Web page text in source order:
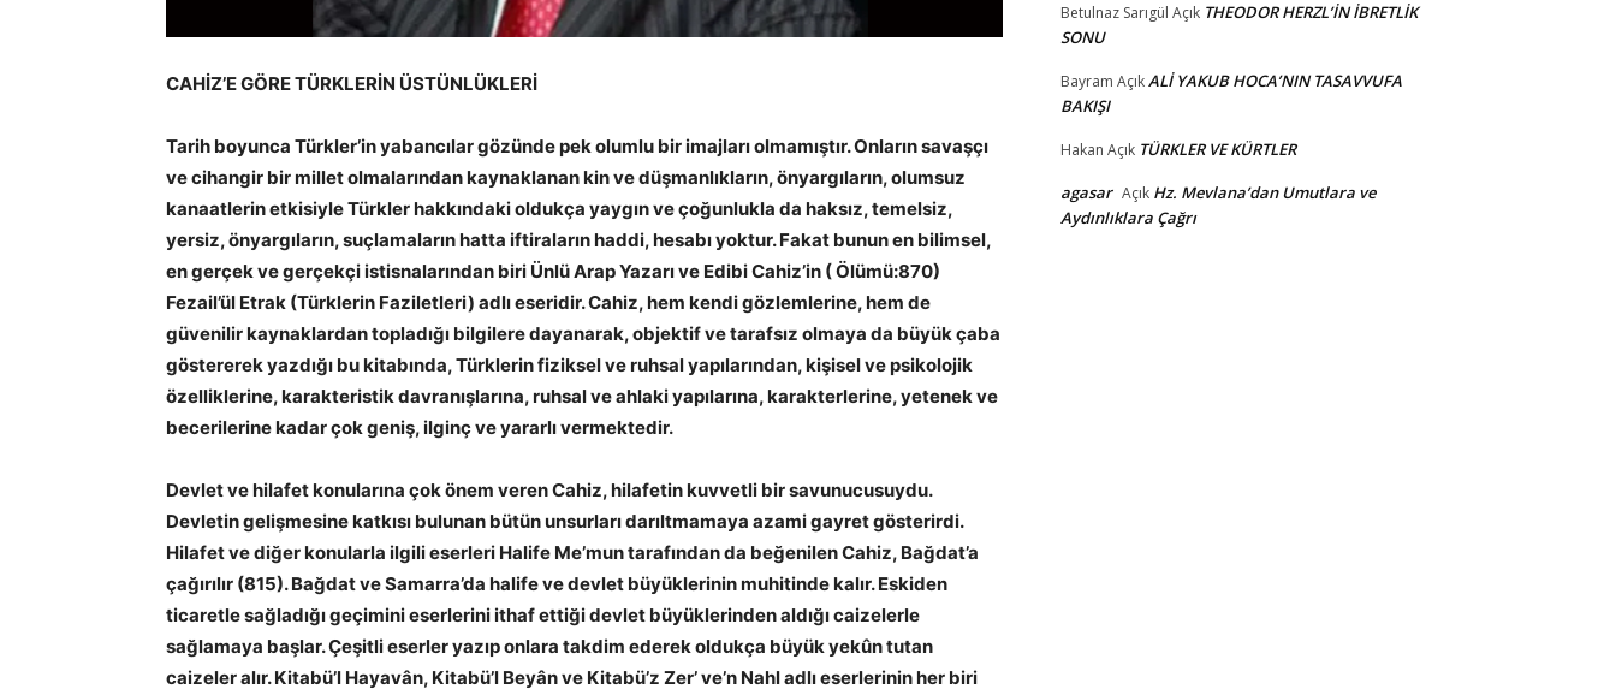
CAHİZ’E GÖRE TÜRKLERİN ÜSTÜNLÜKLERİ
Tarih boyunca Türkler’in yabancılar gözünde pek olumlu bir imajları olmamıştır. Onların savaşçı
ve cihangir bir millet olmalarından kaynaklanan kin ve düşmanlıkların, önyargıların, olumsuz
kanaatlerin etkisiyle Türkler hakkındaki oldukça yaygın ve çoğunlukla da haksız, temelsiz,
yersiz, önyargıların, suçlamaların hatta iftiraların haddi, hesabı yoktur. Fakat bunun en bilimsel,
en gerçek ve gerçekçi istisnalarından biri Ünlü Arap Yazarı ve Edibi Cahiz’in ( Ölümü:870)
Fezail’ül Etrak (Türklerin Faziletleri) adlı eseridir. Cahiz, hem kendi gözlemlerine, hem de
güvenilir kaynaklardan topladığı bilgilere dayanarak, objektif ve tarafsız olmaya da büyük çaba
göstererek yazdığı bu kitabında, Türklerin fiziksel ve ruhsal yapılarından, kişisel ve psikolojik
özelliklerine, karakteristik davranışlarına, ruhsal ve ahlaki yapılarına, karakterlerine, yetenek ve
becerilerine kadar çok geniş, ilginç ve yararlı vermektedir.
Devlet ve hilafet konularına çok önem veren Cahiz, hilafetin kuvvetli bir savunucusuydu.
Devletin gelişmesine katkısı bulunan bütün unsurları darıltmamaya azami gayret gösterirdi.
Hilafet ve diğer konularla ilgili eserleri Halife Me’mun tarafından da beğenilen Cahiz, Bağdat’a
çağırılır (815). Bağdat ve Samarra’da halife ve devlet büyüklerinin muhitinde kalır. Eskiden
ticaretle sağladığı geçimini eserlerini ithaf ettiği devlet büyüklerinden aldığı caizelerle
sağlamaya başlar. Çeşitli eserler yazıp onlara takdim ederek oldukça büyük yekûn tutan
caizeler alır. Kitabü’l Hayavân, Kitabü’l Beyân ve Kitabü’z Zer’ ve’n Nahl adlı eserlerinin her biri
Betulnaz Sarıgül Açık THEODOR HERZL’İN İBRETLİK
SONU
Bayram AçıkALİ YAKUB HOCA’NIN TASAVVUFA
BAKIŞI
Hakan Açık TÜRKLER VE KÜRTLER
agasar Açık Hz. Mevlana’dan Umutlara ve
Aydınlıklara Çağrı